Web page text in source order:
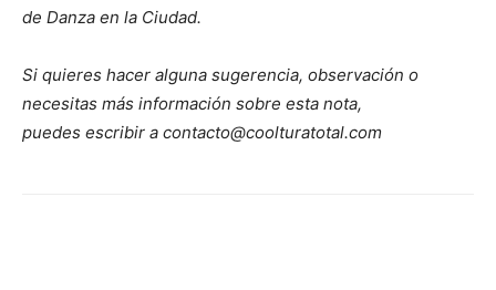
de Danza en la Ciudad.
Si quieres hacer alguna sugerencia, observación o
necesitas más información sobre esta nota,
puedes escribir a contacto@coolturatotal.com